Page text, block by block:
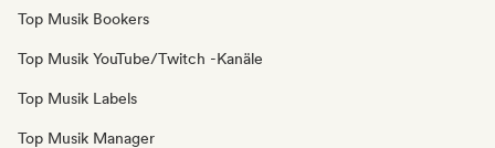
Top Musik Bookers
Top Musik YouTube/Twitch -Kanäle
Top Musik Labels
Top Musik Manager